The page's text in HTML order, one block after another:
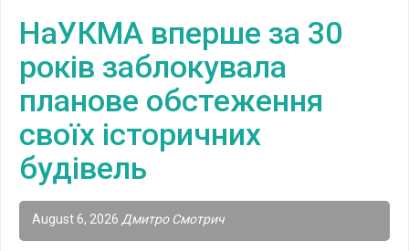
НаУКМА вперше за 30
років заблокувала
планове обстеження
своїх історичних
будівель
August 6, 2026 Дмитро Смотрич